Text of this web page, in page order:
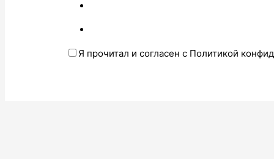
Я прочитал и согласен с Политикой